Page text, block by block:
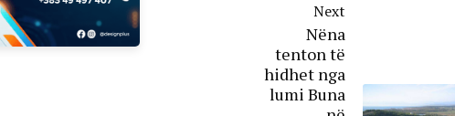
Next
Nëna
tenton të
hidhet nga
lumi Buna